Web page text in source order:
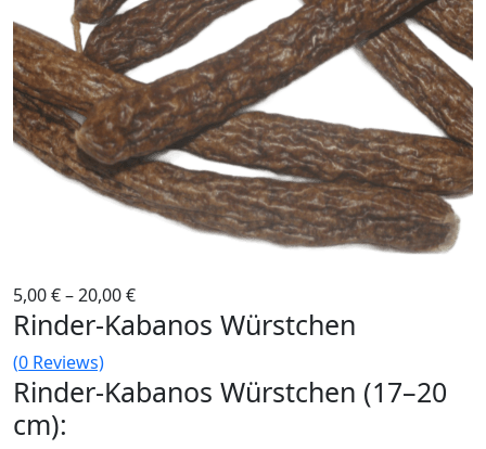
5,00€–20,00€
Rinder-Kabanos Würstchen
(0 Reviews)
Rinder-Kabanos Würstchen (17–20
cm):